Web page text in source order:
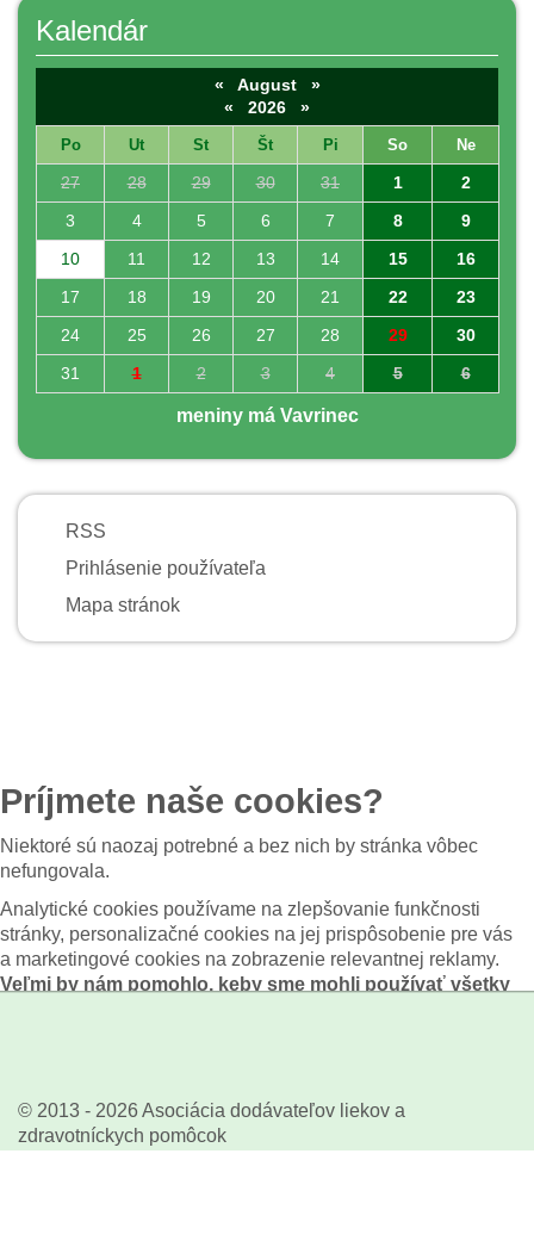
Kalendár
« August
»
«
2026 »
Po Ut St Št Pi So Ne
27 28 29 30 31 1
2
3
4 5 6 7 8
9
10
11 12 13 14 15
16
17
18 19 20 21 22
23
24
25 26 27 28 29
30
31
1 2 3 4 5 6
meniny má Vavrinec
RSS
Prihlásenie používateľa
Mapa stránok
© 2013 - 2026 Asociácia dodávateľov liekov a
zdravotníckych pomôcok
Príjmete naše cookies?
Niektoré sú naozaj potrebné a bez nich by stránka vôbec
nefungovala.
Analytické cookies používame na zlepšovanie funkčnosti
stránky, personalizačné cookies na jej prispôsobenie pre vás
a marketingové cookies na zobrazenie relevantnej reklamy.
Veľmi by nám pomohlo, keby sme mohli používať všetky